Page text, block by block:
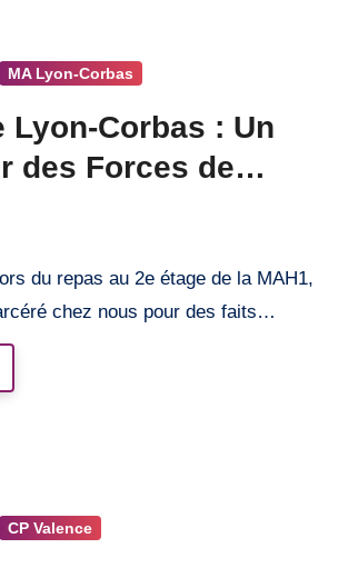
MA Lyon-Corbas
Lyon-Corbas : Un
des Forces de
chez nous pour des faits…
CP Valence